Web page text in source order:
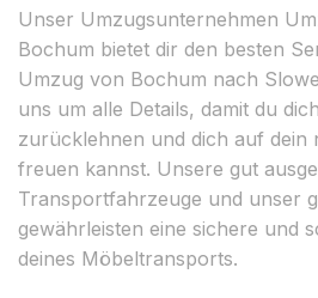
Unser Umzugsunternehmen
Bochum bietet dir den besten
Umzug von Bochum nach
uns um alle Details, damit du
zurücklehnen und dich auf dein
freuen kannst. Unsere gut
Transportfahrzeuge und unser
gewährleisten eine sichere und
deines Möbeltransports.